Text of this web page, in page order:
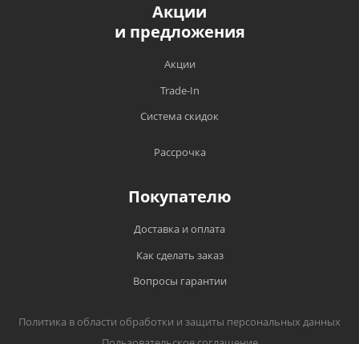
Акции
и предложения
Акции
Trade-In
Система скидок
Рассрочка
Покупателю
Доставка и оплата
Как сделать заказ
Вопросы гарантии
Политика в области обработки и защиты персональных данных